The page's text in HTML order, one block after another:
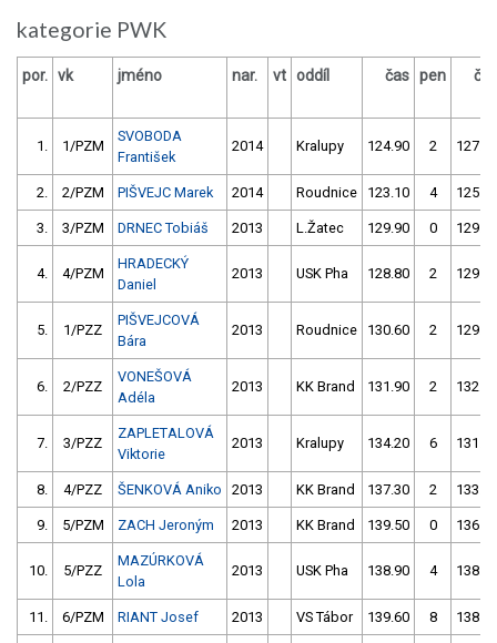
kategorie PWK
por. vk jméno nar. vt oddíl čas pen čas
1. 1/PZM
SVOBODA
František
2014 Kralupy 124.90 2 127.10
2. 2/PZM PIŠVEJC Marek 2014 Roudnice 123.10 4 125.50
3. 3/PZM DRNEC Tobiáš 2013 L.Žatec 129.90 0 129.60
4. 4/PZM
HRADECKÝ
Daniel
2013 USK Pha 128.80 2 129.20
5. 1/PZZ
PIŠVEJCOVÁ
Bára
2013 Roudnice 130.60 2 129.30
6. 2/PZZ
VONEŠOVÁ
Adéla
2013 KK Brand 131.90 2 132.30
7. 3/PZZ
ZAPLETALOVÁ
Viktorie
2013 Kralupy 134.20 6 131.40
8. 4/PZZ ŠENKOVÁ Aniko 2013 KK Brand 137.30 2 133.60
9. 5/PZM ZACH Jeroným 2013 KK Brand 139.50 0 136.80
10. 5/PZZ
MAZÚRKOVÁ
Lola
2013 USK Pha 138.90 4 138.30
11. 6/PZM RIANT Josef 2013 VS Tábor 139.60 8 138.60